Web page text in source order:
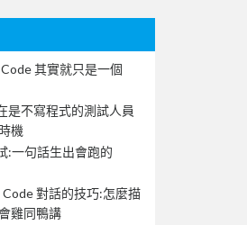
其實就只是一個
是不寫程式的測試人員
機
:一句話生出會跑的
對話的技巧:怎麼描
雞同鴨講